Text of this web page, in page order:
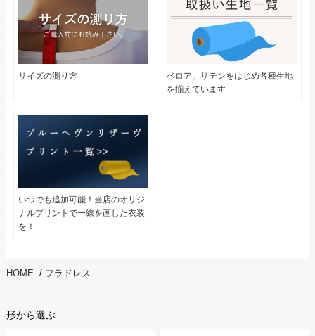
サイズの測り方
ベロア、サテンをはじめ各種生地
を揃えています
いつでも追加可能！当店のオリジ
ナルプリントで一線を画した衣装
を！
HOME / フラドレス
形から選ぶ